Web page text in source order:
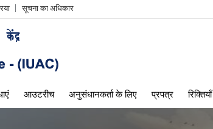
सूचना का अधिकार
आउटरीच अनुसंधानकर्ता के लिए प्रपत्र रिक्तियाँ